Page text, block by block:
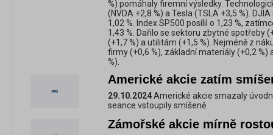
%) pomáhaly firemní výsledky.
(NVDA +2,8 %) a Tesla (TSLA +3,5 %).
1,02 %. Index SP500 posílil o 1,23 %,
1,43 %. Dařilo se sektoru zbytné spotřeby
(+1,7 %) a utilitám (+1,5 %). Nejméně z
firmy (+0,6 %), základní materiály (+0,2
%).
Americké akcie zatím
29.10.2024Americké akcie smazaly
seance vstoupily smíšeně.
Zámořské akcie mírně